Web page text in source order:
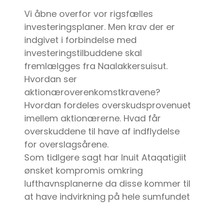
Vi åbne overfor vor rigsfælles
investeringsplaner. Men krav der er
indgivet i forbindelse med
investeringstilbuddene skal
fremlælgges fra Naalakkersuisut.
Hvordan ser
aktionæroverenkomstkravene?
Hvordan fordeles overskudsprovenuet
imellem aktionærerne. Hvad får
overskuddene til have af indflydelse
for overslagsårene.
Som tidlgere sagt har Inuit Ataqatigiit
ønsket kompromis omkring
lufthavnsplanerne da disse kommer til
at have indvirkning på hele sumfundet